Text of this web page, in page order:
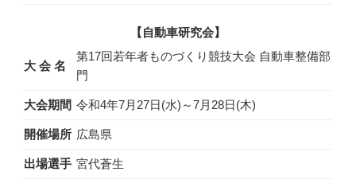
【自動車研究会】
大 会 名
第17回若年者ものづくり競技大会 自動車整備部
門
大会期間 令和4年7月27日(水)～7月28日(木)
開催場所 広島県
出場選手 宮代蒼生